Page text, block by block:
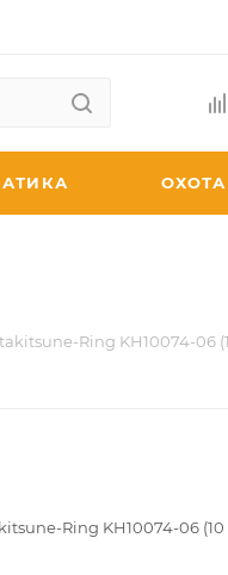
ОХОТА
Ring KH10074-06
Ring KH10074-06 (10